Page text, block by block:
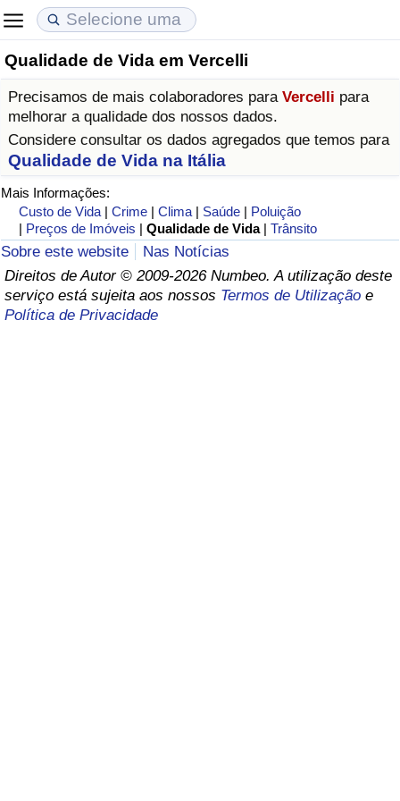
Qualidade de Vida em Vercelli
Precisamos de mais colaboradores para Vercelli para
melhorar a qualidade dos nossos dados.
Considere consultar os dados agregados que temos para
Qualidade de Vida na Itália
Mais Informações:
Custo de Vida |Crime |Clima | Saúde | Poluição
| Preços de Imóveis |Qualidade de Vida |Trânsito
Sobre este website
Nas Notícias
Direitos de Autor © 2009-2026 Numbeo. A utilização deste
serviço está sujeita aos nossos Termos de Utilização e
Política de Privacidade
Custo de Vida
Indicador de Custo de Vida (Atual)
Indicador de Custo de Vida
Indicador de Custo de Vida Por País
em Aqaba
Preços de Imóveis
Indicador de Preços de Imóveis (Atual)
Indicador de Preços de Imóveis
Indicador de Preços de Imóveis por País
Qualidade de Vida
Indicador de Qualidade de Vida
Indicador de Qualidade de Vida (Atual)
Índice de qualidade de vida por país
Crime
Taxa do Indicador de Crime (Atual)